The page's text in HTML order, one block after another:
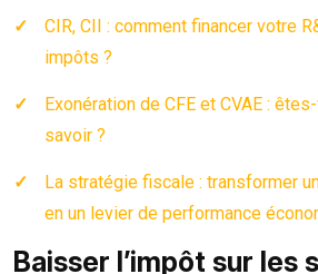
CIR, CII : comment financer votre
impôts ?
Exonération de CFE et CVAE :
savoir ?
La stratégie fiscale : transformer
en un levier de performance
Baisser l’impôt sur les